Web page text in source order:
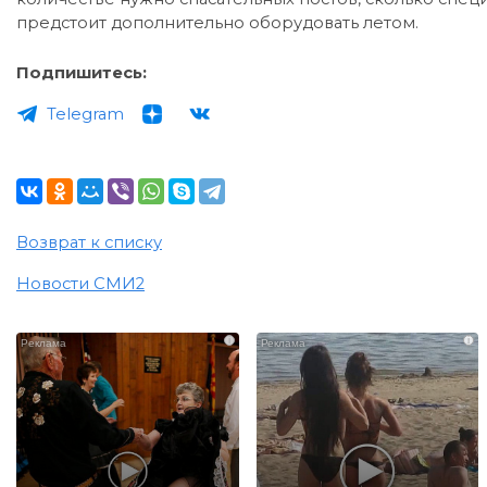
предстоит дополнительно оборудовать летом.
Подпишитесь:
Telegram
Возврат к списку
Новости СМИ2
i i